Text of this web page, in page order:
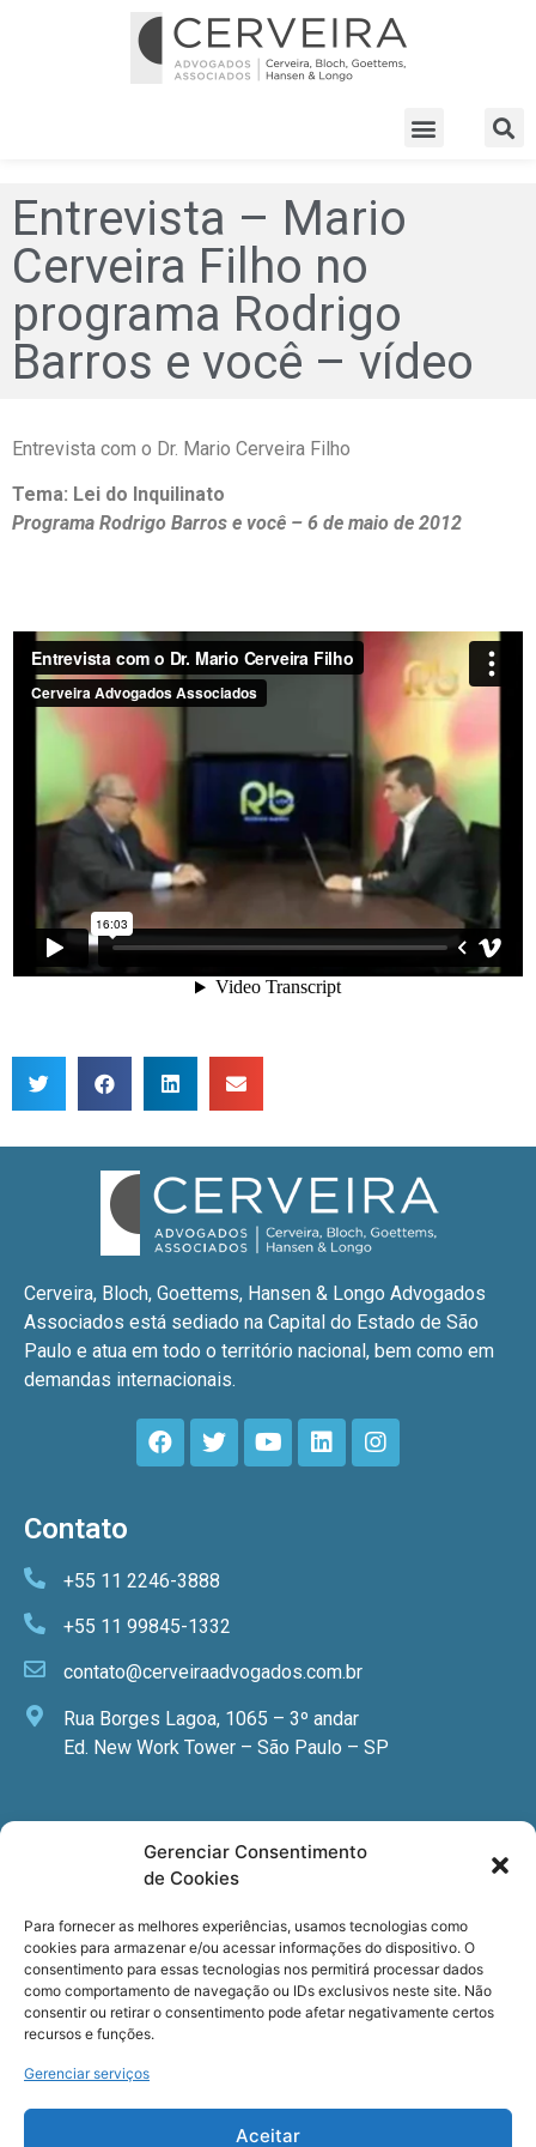
Gerenciar Consentimento
de Cookies
Para fornecer as melhores experiências, usamos tecnologias como
cookies para armazenar e/ou acessar informações do dispositivo. O
consentimento para essas tecnologias nos permitirá processar dados
como comportamento de navegação ou IDs exclusivos neste site. Não
consentir ou retirar o consentimento pode afetar negativamente certos
recursos e funções.
Gerenciar serviços
Aceitar
Entrevista – Mario
Cerveira Filho no
programa Rodrigo
Barros e você – vídeo
Entrevista com o Dr. Mario Cerveira Filho
Tema: Lei do Inquilinato
Programa Rodrigo Barros e você – 6 de maio de 2012
Cerveira, Bloch, Goettems, Hansen & Longo Advogados
Associados está sediado na Capital do Estado de São
Paulo e atua em todo o território nacional, bem como em
demandas internacionais.
Contato
+55 11 2246-3888
+55 11 99845-1332
contato@cerveiraadvogados.com.br
Rua Borges Lagoa, 1065 – 3º andar
Ed. New Work Tower – São Paulo – SP
Newsletter
Quer receber nossa newsletter com notícias
especializadas, cursos e eventos?
Registre seu email.
Termos de usoe aPolítica de privacidade